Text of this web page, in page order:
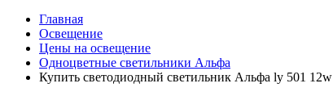
Главная
Освещение
Цены на освещение
Одноцветные светильники Альфа
Купить светодиодный светильник Альфа ly 501 12w